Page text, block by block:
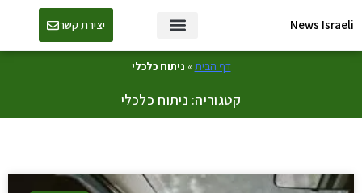
News Israeli יצירת קשר
דף הבית» ניתוח כלכלי
קטגוריה: ניתוח כלכלי